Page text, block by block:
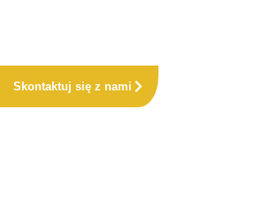
Skontaktuj się z nami